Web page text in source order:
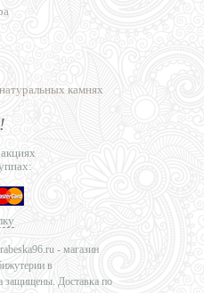
камнях
- магазин
в
защищены. Доставка по